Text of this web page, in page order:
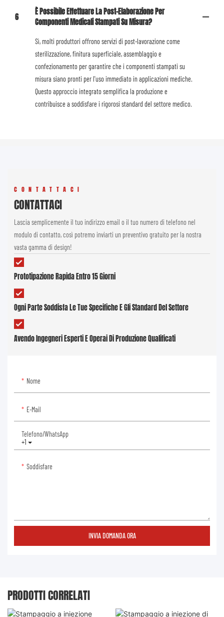
6
È Possibile Effettuare La Post-Elaborazione Per
Componenti Medicali Stampati Su Misura?
Sì, molti produttori offrono servizi di post-lavorazione come
sterilizzazione, finitura superficiale, assemblaggio e
confezionamento per garantire che i componenti stampati su
misura siano pronti per l'uso immediato in applicazioni mediche.
Questo approccio integrato semplifica la produzione e
contribuisce a soddisfare i rigorosi standard del settore medico.
CONTATTACI
CONTATTACI
Lascia semplicemente il tuo indirizzo email o il tuo numero di telefono nel
modulo di contatto, così potremo inviarti un preventivo gratuito per la nostra
vasta gamma di design!
Prototipazione Rapida Entro 15 Giorni
Ogni Parte Soddisfa Le Tue Specifiche E Gli Standard Del Settore
Avendo Ingegneri Esperti E Operai Di Produzione Qualificati
Nome
E-Mail
+1
Telefono/WhatsApp
Soddisfare
INVIA DOMANDA ORA
PRODOTTI CORRELATI